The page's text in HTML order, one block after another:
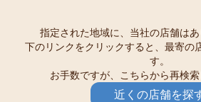
指定された地域に、当社の店舗はあ
下のリンクをクリックすると、最寄の
す。
お手数ですが、こちらから再検索
近くの店舗を探